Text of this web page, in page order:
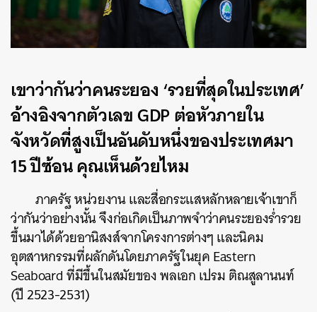
เขาว่ากันว่าคนระยอง ‘รวยที่สุดในประเทศ’
อ้างอิงจากตัวเลข GDP ต่อหัวภายใน
จังหวัดที่สูงเป็นอันดับหนึ่งของประเทศมา
15 ปีซ้อน คุณเห็นด้วยไหม
ภาครัฐ หน่วยงาน และสื่อกระแสหลักหลายเจ้าเขาก็
ว่ากันว่าอย่างนั้น จึงก่อเกิดเป็นภาพจำว่าคนระยองร่ำรวย
ขึ้นมาได้ด้วยอานิสงส์จากโครงการต่างๆ และนิคม
อุตสาหกรรมที่ผลักดันโดยภาครัฐในยุค Eastern
Seaboard ที่มีขึ้นในสมัยของ พลเอก เปรม ติณสูลานนท์
(ปี 2523-2531)